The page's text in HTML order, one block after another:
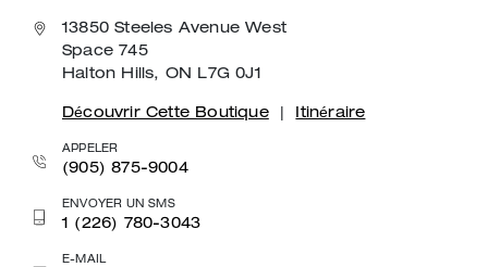
13850 Steeles Avenue West
Space 745
Halton Hills, ON L7G 0J1
Découvrir Cette Boutique Itinéraire
APPELER
(905) 875-9004
ENVOYER UN SMS
1 (226) 780-3043
E-MAIL